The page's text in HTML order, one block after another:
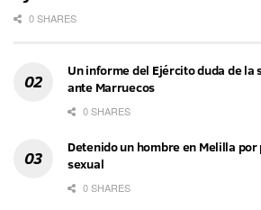
0 SHARES
Un informe del Ejército duda de la
ante Marruecos
0 SHARES
Detenido un hombre en Melilla
sexual
0 SHARES